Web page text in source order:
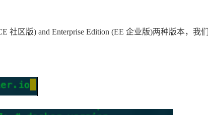
社区版) and Enterprise Edition (EE 企业版)两种版本，我们